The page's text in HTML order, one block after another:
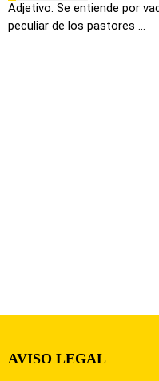
Adjetivo. Se entiende por
peculiar de los pastores ...
AVISO LEGAL